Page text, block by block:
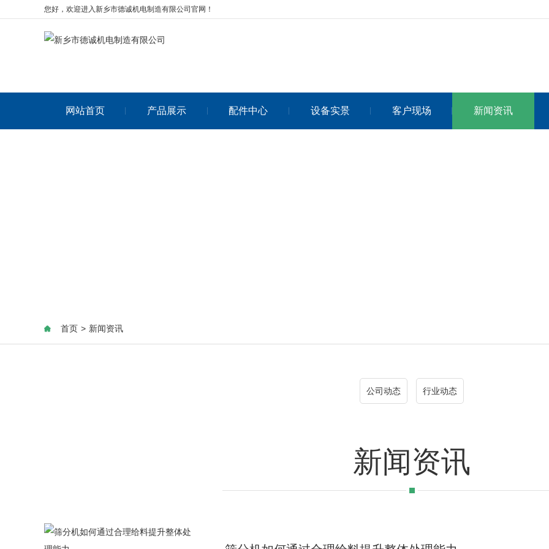
您好，欢迎进入新乡市德诚机电制造有限公司官网！
网站首页 产品展示 配件中心 设备实景 客户现场 新闻资讯
首页 > 新闻资讯
公司动态 行业动态
新闻资讯